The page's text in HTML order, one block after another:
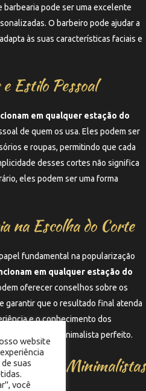
pode ser uma excelente
O barbeiro pode ajudar a
às suas características faciais e
Estilo Pessoal
em qualquer estação do
de quem os usa. Eles podem ser
e roupas, permitindo que cada
desses cortes não significa
eles podem ser uma forma
na Escolha do Corte
fundamental na popularização
em qualquer estação do
oferecer conselhos sobre os
garantir que o resultado final atenda
e o conhecimento dos
um visual minimalista perfeito.
Cortes Minimalistas
website
suas
você